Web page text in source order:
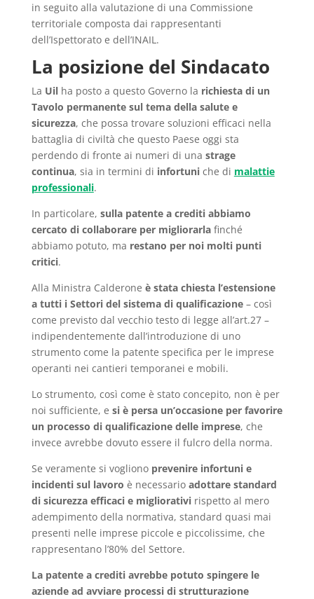
in seguito alla valutazione di una Commissione
territoriale composta dai rappresentanti
dell’Ispettorato e dell’INAIL.
La posizione del Sindacato
La Uilha posto a questo Governo la richiesta di un
Tavolo permanente sul tema della salute e
sicurezza, che possa trovare soluzioni efficaci nella
battaglia di civiltà che questo Paese oggi sta
perdendo di fronte ai numeri di una strage
continua, sia in termini di infortuniche di malattie
professionali.
In particolare, sulla patente a crediti abbiamo
cercato di collaborare per migliorarla finché
abbiamo potuto, ma restano per noi molti punti
critici.
Alla Ministra Calderone è stata chiesta l’estensione
a tutti i Settori del sistema di qualificazione– così
come previsto dal vecchio testo di legge all’art.27 –
indipendentemente dall’introduzione di uno
strumento come la patente specifica per le imprese
operanti nei cantieri temporanei e mobili.
Lo strumento, così come è stato concepito, non è per
noi sufficiente, e si è persa un’occasione per favorire
un processo di qualificazione delle imprese, che
invece avrebbe dovuto essere il fulcro della norma.
Se veramente si vogliono prevenire infortuni e
incidenti sul lavoro è necessario adottare standard
di sicurezza efficaci e migliorativirispetto al mero
adempimento della normativa, standard quasi mai
presenti nelle imprese piccole e piccolissime, che
rappresentano l’80% del Settore.
La patente a crediti avrebbe potuto spingere le
aziende ad avviare processi di strutturazione